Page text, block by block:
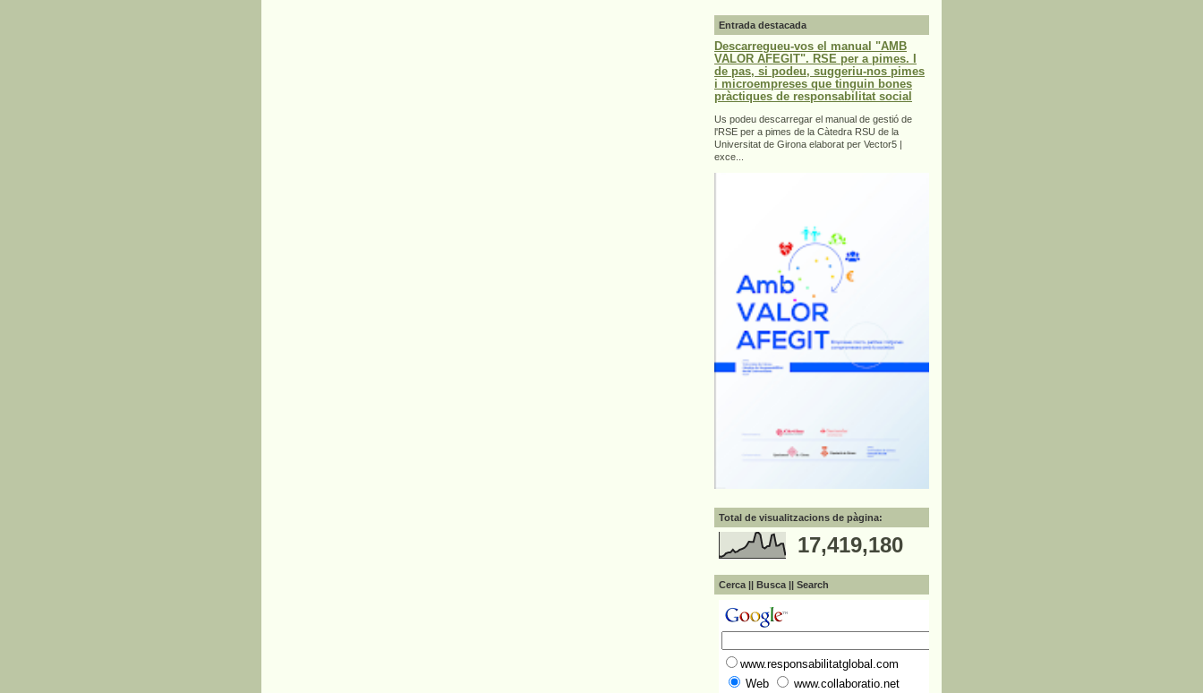
Entrada destacada
Descarregueu-vos el manual "AMB
VALOR AFEGIT". RSE per a pimes. I
de pas, si podeu, suggeriu-nos pimes
i microempreses que tinguin bones
pràctiques de responsabilitat social
Us podeu descarregar el manual de gestió de
l'RSE per a pimes de la Càtedra RSU de la
Universitat de Girona elaborat per Vector5 |
exce...
Total de visualitzacions de pàgina:
17,419,180
Cerca || Busca || Search
www.responsabilitatglobal.com
Web
www.collaboratio.net